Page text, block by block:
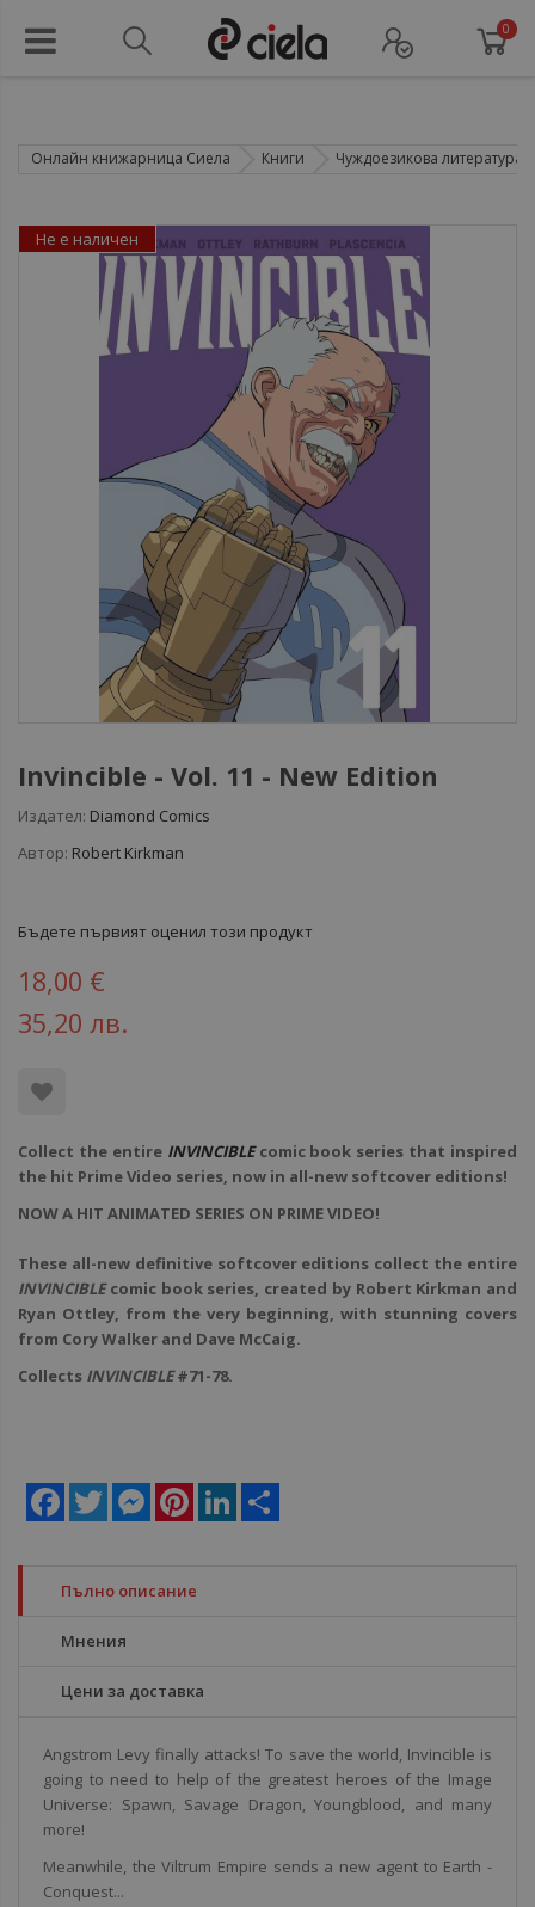
0
Онлайн книжарница Сиела Книги Чуждоезикова литература
Invincible - Vol. 11 - New Edition
Издател: Diamond Comics
Автор: Robert Kirkman
Бъдете първият оценил този продукт
18,00 €
35,20 лв.
Collect the entire INVINCIBLE comic book series that inspired
the hit Prime Video series, now in all-new softcover editions!
NOW A HIT ANIMATED SERIES ON PRIME VIDEO!
These all-new definitive softcover editions collect the entire
INVINCIBLEcomic book series, created by Robert Kirkman and
Ryan Ottley, from the very beginning, with stunning covers
from Cory Walker and Dave McCaig.
Collects INVINCIBLE#71-78.
Facebook
Twitter MessengerPinterestLinkedIn
Не е наличен
Пълно описание
Мнения
Цени за доставка
Angstrom Levy finally attacks! To save the world, Invincible is
going to need to help of the greatest heroes of the Image
Universe: Spawn, Savage Dragon, Youngblood, and many
more!
Meanwhile, the Viltrum Empire sends a new agent to Earth -
Conquest...